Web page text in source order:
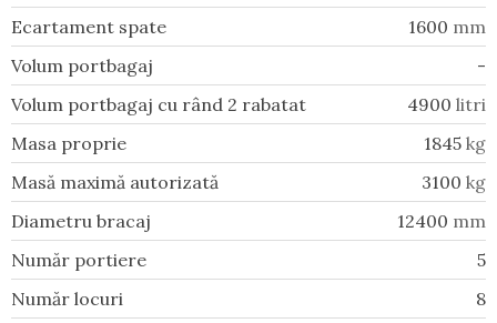
Ecartament spate
1600 mm
Volum portbagaj
-
Volum portbagaj cu rând 2 rabatat
4900 litri
Masa proprie
1845 kg
Masă maximă autorizată
3100 kg
Diametru bracaj
12400 mm
Număr portiere
5
Număr locuri
8